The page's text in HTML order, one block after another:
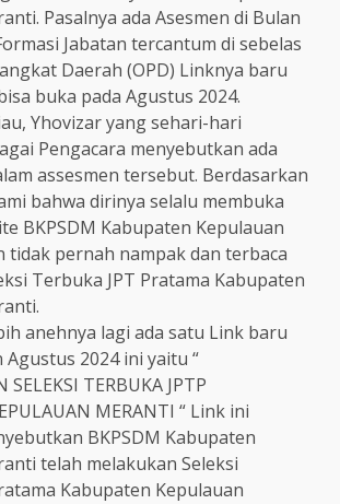
Pasalnya ada Asesmen di Bulan
Jabatan tercantum di sebelas
Daerah (OPD) Linknya baru
buka pada Agustus 2024.
Yhovizar yang sehari-hari
Pengacara menyebutkan ada
assesmen tersebut. Berdasarkan
bahwa dirinya selalu membuka
BKPSDM Kabupaten Kepulauan
tidak pernah nampak dan terbaca
Terbuka JPT Pratama Kabupaten
anehnya lagi ada satu Link baru
2024 ini yaitu “
TERBUKA JPTP
MERANTI “ Link ini
BKPSDM Kabupaten
telah melakukan Seleksi
Kabupaten Kepulauan